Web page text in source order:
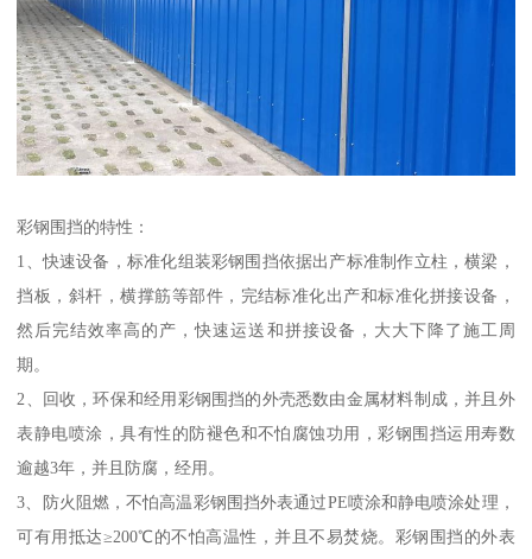
彩钢围挡的特性：
1、快速设备，标准化组装彩钢围挡依据出产标准制作立柱，横梁，
挡板，斜杆，横撑筋等部件，完结标准化出产和标准化拼接设备，
然后完结效率高的产，快速运送和拼接设备，大大下降了施工周
期。
2、回收，环保和经用彩钢围挡的外壳悉数由金属材料制成，并且外
表静电喷涂，具有性的防褪色和不怕腐蚀功用，彩钢围挡运用寿数
逾越3年，并且防腐，经用。
3、防火阻燃，不怕高温彩钢围挡外表通过PE喷涂和静电喷涂处理，
可有用抵达≥200℃的不怕高温性，并且不易焚烧。彩钢围挡的外表